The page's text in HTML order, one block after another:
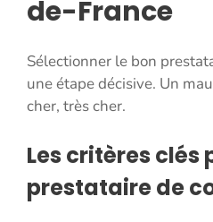
de-France
Sélectionner le bon
une étape décisive. Un
cher, très cher.
Les critères clés
prestataire de